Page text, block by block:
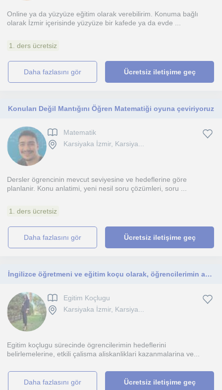
Online ya da yüzyüze eğitim olarak verebilirim. Konuma bağlı
olarak İzmir içerisinde yüzyüze bir kafede ya da evde ...
1. ders ücretsiz
daha fazlasını gör Ücretsiz iletişime geç
Konuları Değil Mantığını Öğren Matematiği oyuna çeviriyoruz
Matematik
Karsiyaka İzmir, Karsiya...
Dersler ögrencinin mevcut seviyesine ve hedeflerine göre
planlanir. Konu anlatimi, yeni nesil soru çözümleri, soru ...
1. ders ücretsiz
daha fazlasını gör Ücretsiz iletişime geç
İngilizce öğretmeni ve eğitim koçu olarak, öğrencilerimin akademik hedeflerine ulaşmalarını destekliyorum.
Egitim Koçlugu
Karsiyaka İzmir, Karsiya...
Egitim koçlugu sürecinde ögrencilerimin hedeflerini
belirlemelerine, etkili çalisma aliskanliklari kazanmalarina ve...
daha fazlasını gör Ücretsiz iletişime geç